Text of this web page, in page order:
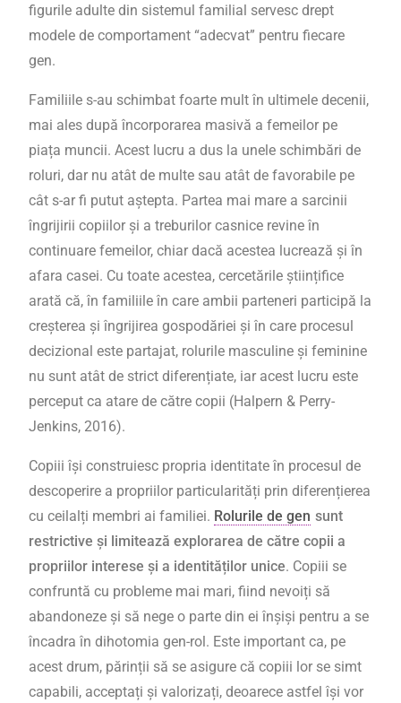
figurile adulte din sistemul familial servesc drept
modele de comportament “adecvat” pentru fiecare
gen.
Familiile s-au schimbat foarte mult în ultimele decenii,
mai ales după încorporarea masivă a femeilor pe
piața muncii. Acest lucru a dus la unele schimbări de
roluri, dar nu atât de multe sau atât de favorabile pe
cât s-ar fi putut aștepta. Partea mai mare a sarcinii
îngrijirii copiilor și a treburilor casnice revine în
continuare femeilor, chiar dacă acestea lucrează și în
afara casei. Cu toate acestea, cercetările științifice
arată că, în familiile în care ambii parteneri participă la
creșterea și îngrijirea gospodăriei și în care procesul
decizional este partajat, rolurile masculine și feminine
nu sunt atât de strict diferențiate, iar acest lucru este
perceput ca atare de către copii (Halpern & Perry-
Jenkins, 2016).
Copiii își construiesc propria identitate în procesul de
descoperire a propriilor particularități prin diferențierea
cu ceilalți membri ai familiei. Rolurile de gen sunt
restrictive și limitează explorarea de către copii a
propriilor interese și a identităților unice. Copiii se
confruntă cu probleme mai mari, fiind nevoiți să
abandoneze și să nege o parte din ei înșiși pentru a se
încadra în dihotomia gen-rol. Este important ca, pe
acest drum, părinții să se asigure că copiii lor se simt
capabili, acceptați și valorizați, deoarece astfel își vor